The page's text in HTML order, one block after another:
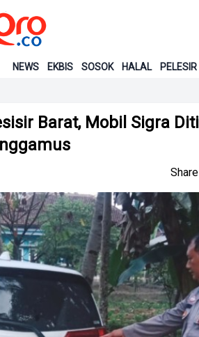
NEWS EKBIS SOSOK HALAL PELESIR
Barat, Mobil Sigra
Share